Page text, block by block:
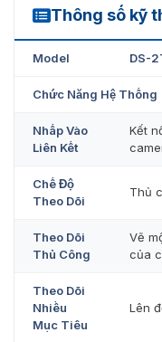
động.
cấp hình ảnh quang
500m. Công nghệ
Thiết kế sản phẩm
camera chất lượng,
chuẩn TVS 6000V
Cảnh báo thông
Sản phẩm có thể
Thông số kỹ
DS-2TX3742-
Model DS-
Chức Năng Hệ Thống
Nhấp Vào
Liên Kết
Kết
Chế Độ
Theo Dõi
Thủ
Theo Dõi
Thủ Công
Vẽ
của
Theo Dõi
Nhiều
Mục Tiêu
Lên